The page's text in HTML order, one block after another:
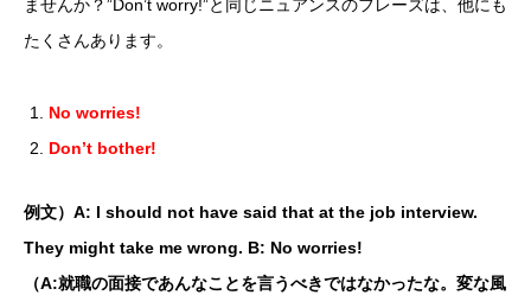
ませんか？”Don’t worry!”と同じニュアンスのフレーズは、他にも
たくさんあります。
No worries!
Don’t bother!
例文）A: I should not have said that at the job interview.
They might take me wrong. B: No worries!
（A:就職の面接であんなことを言うべきではなかったな。変な風